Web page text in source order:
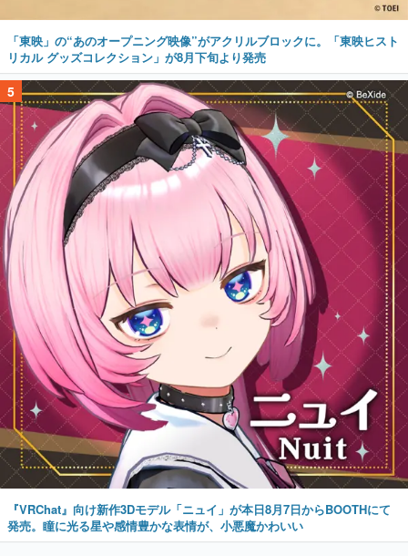
「東映」の“あのオープニング映像”がアクリルブロックに。「東映ヒスト
リカル グッズコレクション」が8月下旬より発売
5
『VRChat』向け新作3Dモデル「ニュイ」が本日8月7日からBOOTHにて
発売。瞳に光る星や感情豊かな表情が、小悪魔かわいい